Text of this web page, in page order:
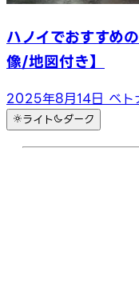
ハノイでおすすめ
像/地図付き】
2025年8月14日 ベト
ライト ダーク